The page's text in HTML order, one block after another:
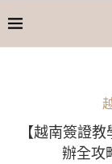
【越南簽證
辦全攻